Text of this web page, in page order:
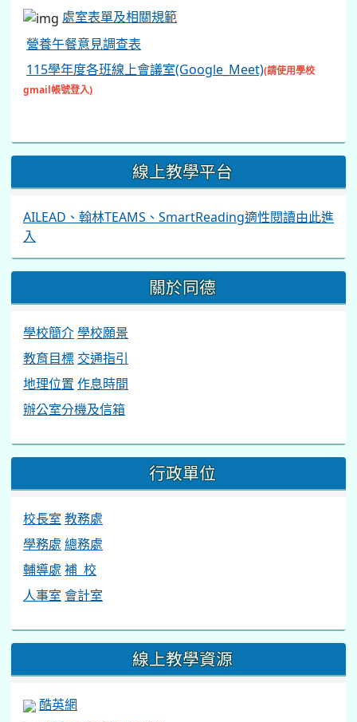
處室表單及相關規範
營養午餐意見調查表
115學年度各班線上會議室(Google_Meet)(請使用學校
gmail帳號登入)
線上教學平台
AILEAD、翰林TEAMS、SmartReading適性閱讀由此進
入
關於同德
學校簡介學校願景
教育目標 交通指引
地理位置 作息時間
辦公室分機及信箱
行政單位
校長室 教務處
學務處 總務處
輔導處 補 校
人事室 會計室
線上教學資源
酷英網